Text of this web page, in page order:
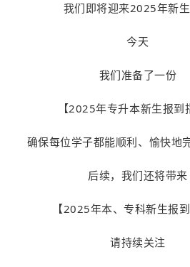
我们即将迎来2025年新
今天
我们准备了一份
【2025年专升本新生报到
确保每位学子都能顺利、愉快地
后续，我们还将带来
【2025年本、专科新生报
请持续关注